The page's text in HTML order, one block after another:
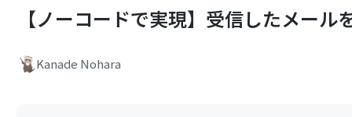
【ノーコードで実現】受信したメー
Kanade Nohara